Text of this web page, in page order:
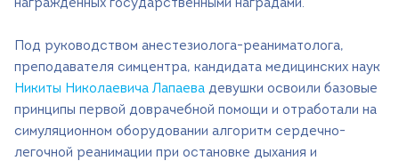
награжденных государственными наградами.
Под руководством анестезиолога-реаниматолога,
преподавателя симцентра, кандидата медицинских наук
Никиты Николаевича Лапаева девушки освоили базовые
принципы первой доврачебной помощи и отработали на
симуляционном оборудовании алгоритм сердечно-
легочной реанимации при остановке дыхания и